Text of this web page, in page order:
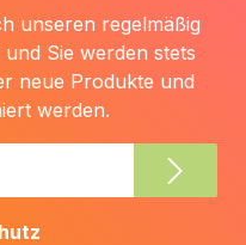
unseren regelmäßig
Sie werden stets
neue Produkte und
werden.